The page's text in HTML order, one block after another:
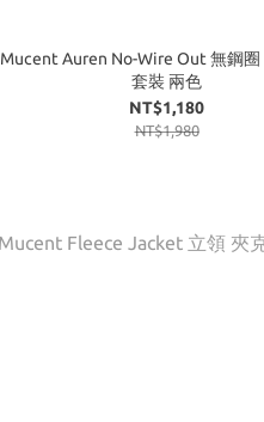
Mucent Auren No-Wire Out 無鋼圈
套裝 兩色
NT$1,180
NT$1,980